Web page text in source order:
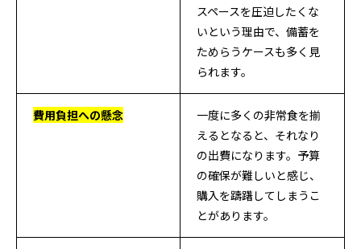
スペースを圧迫したくな
いという理由で、備蓄を
ためらうケースも多く見
られます。
費用負担への懸念
一度に多くの非常食を揃
えるとなると、それなり
の出費になります。予算
の確保が難しいと感じ、
購入を躊躇してしまうこ
とがあります。